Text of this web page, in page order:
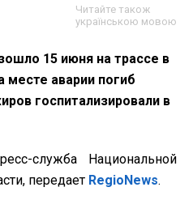
Читайте також
українською мовою
15 июня на трассе в
месте аварии погиб
госпитализировали в
служба Национальной
передает RegioNews.